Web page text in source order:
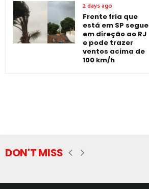
2 days ago
Frente fria que
está em SP segue
em direção ao RJ
e pode trazer
ventos acima de
100 km/h
DON'T MISS